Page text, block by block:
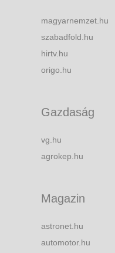
magyarnemzet.hu
szabadfold.hu
hirtv.hu
origo.hu
Gazdaság
vg.hu
agrokep.hu
Magazin
astronet.hu
automotor.hu